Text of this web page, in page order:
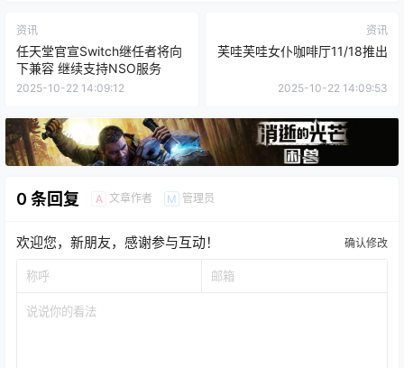
资讯
任天堂官宣Switch继任者将向
下兼容 继续支持NSO服务
2025-10-22 14:09:12
资讯
芙哇芙哇女仆咖啡厅11/18推出
2025-10-22 14:09:53
0 条回复 A 文章作者 M 管理员
欢迎您，新朋友，感谢参与互动！ 确认修改